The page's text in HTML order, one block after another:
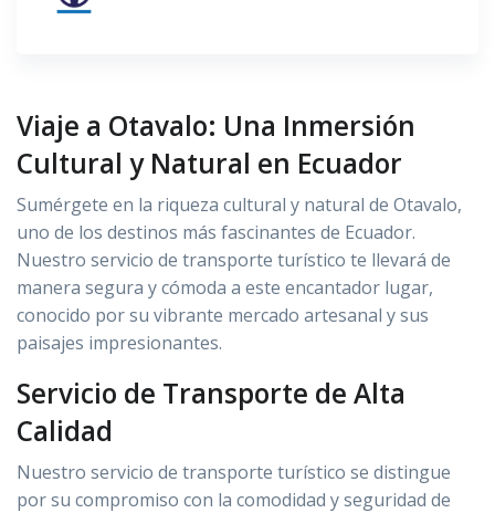
Viaje a Otavalo: Una Inmersión
Cultural y Natural en Ecuador
Sumérgete en la riqueza cultural y natural de Otavalo,
uno de los destinos más fascinantes de Ecuador.
Nuestro servicio de transporte turístico te llevará de
manera segura y cómoda a este encantador lugar,
conocido por su vibrante mercado artesanal y sus
paisajes impresionantes.
Servicio de Transporte de Alta
Calidad
Nuestro servicio de transporte turístico se distingue
por su compromiso con la comodidad y seguridad de